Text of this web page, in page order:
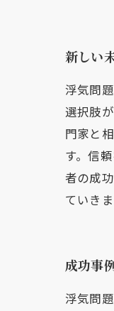
新しい
浮気問
選択肢
門家と
す。信
者の成
ていきま
成功事
浮気問